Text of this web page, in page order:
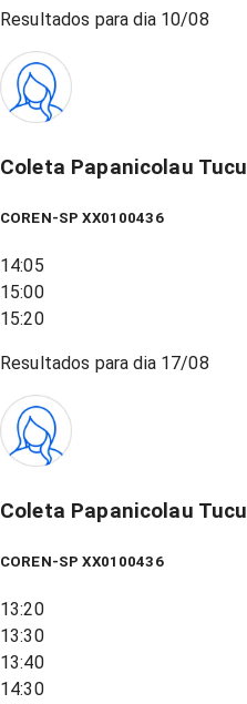
Resultados para dia 10/08
Coleta Papanicolau Tucu
COREN-SP XX0100436
14:05
15:00
15:20
Resultados para dia 17/08
Coleta Papanicolau Tucu
COREN-SP XX0100436
13:20
13:30
13:40
14:30